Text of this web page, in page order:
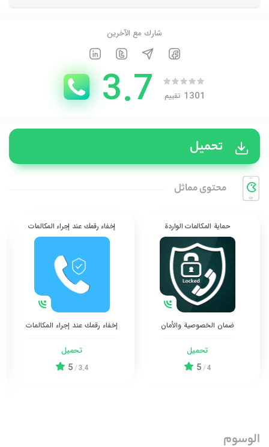
شارك مع الآخرين
1301 تقييم 3.7
تحميل
محتوی مماثل
حماية المكالمات الواردة
ضمان الخصوصية والأمان
تحميل
4
/
5
إخفاء رقمك عند إجراء المكالمات
إخفاء رقمك عند إجراء المكالمات
تحميل
3.4
/
5
الوسوم